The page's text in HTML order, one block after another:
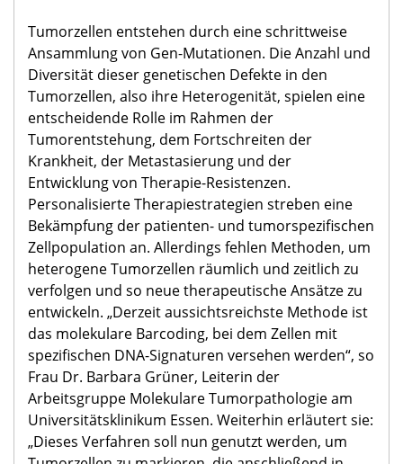
Tumorzellen entstehen durch eine schrittweise
Ansammlung von Gen-Mutationen. Die Anzahl und
Diversität dieser genetischen Defekte in den
Tumorzellen, also ihre Heterogenität, spielen eine
entscheidende Rolle im Rahmen der
Tumorentstehung, dem Fortschreiten der
Krankheit, der Metastasierung und der
Entwicklung von Therapie-Resistenzen.
Personalisierte Therapiestrategien streben eine
Bekämpfung der patienten- und tumorspezifischen
Zellpopulation an. Allerdings fehlen Methoden, um
heterogene Tumorzellen räumlich und zeitlich zu
verfolgen und so neue therapeutische Ansätze zu
entwickeln. „Derzeit aussichtsreichste Methode ist
das molekulare Barcoding, bei dem Zellen mit
spezifischen DNA-Signaturen versehen werden“, so
Frau Dr. Barbara Grüner, Leiterin der
Arbeitsgruppe Molekulare Tumorpathologie am
Universitätsklinikum Essen. Weiterhin erläutert sie:
„Dieses Verfahren soll nun genutzt werden, um